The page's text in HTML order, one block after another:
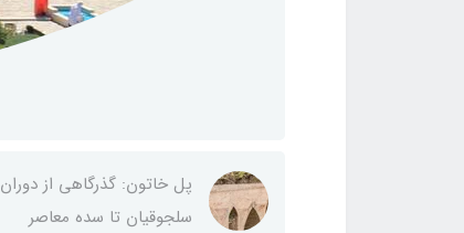
پل خاتون: گذرگاهی از دوران
سلجوقیان تا سده معاصر